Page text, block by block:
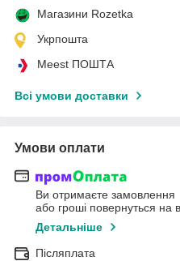
Магазини Rozetka
Укрпошта
Meest ПОШТА
Всі умови доставки
Умови оплати
Ви отримаєте замовлення
або гроші повернуться на
Детальніше
Післяплата